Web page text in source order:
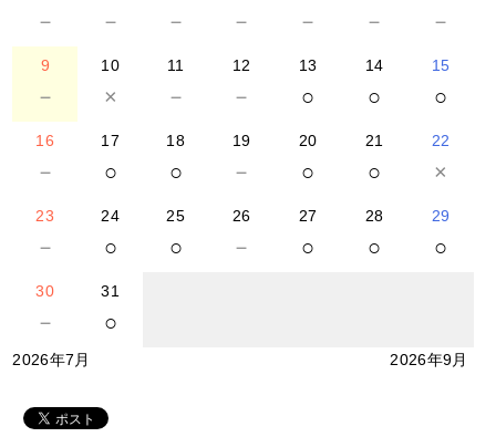
－ － － － － － －
9
－
10
×
11
－
12
－
13
○
14
○
15
○
16
－
17
○
18
○
19
－
20
○
21
○
22
×
23
－
24
○
25
○
26
－
27
○
28
○
29
○
30
－
31
○
2026年7月 2026年9月